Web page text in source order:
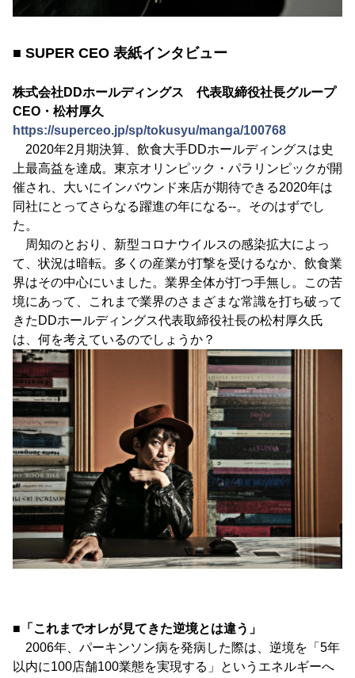
■ SUPER CEO 表紙インタビュー
株式会社DDホールディングス 代表取締役社長グループ
CEO・松村厚久
https://superceo.jp/sp/tokusyu/manga/100768
2020年2月期決算、飲食大手DDホールディングスは史
上最高益を達成。東京オリンピック・パラリンピックが開
催され、大いにインバウンド来店が期待できる2020年は
同社にとってさらなる躍進の年になる--。そのはずでし
た。
周知のとおり、新型コロナウイルスの感染拡大によっ
て、状況は暗転。多くの産業が打撃を受けるなか、飲食業
界はその中心にいました。業界全体が打つ手無し。この苦
境にあって、これまで業界のさまざまな常識を打ち破って
きたDDホールディングス代表取締役社長の松村厚久氏
は、何を考えているのでしょうか？
■「これまでオレが見てきた逆境とは違う」
2006年、パーキンソン病を発病した際は、逆境を「5年
以内に100店舗100業態を実現する」というエネルギーへ